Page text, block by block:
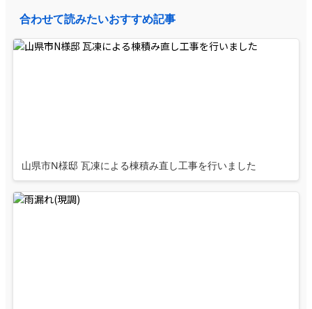
合わせて読みたいおすすめ記事
山県市N様邸 瓦凍による棟積み直し工事を行いました